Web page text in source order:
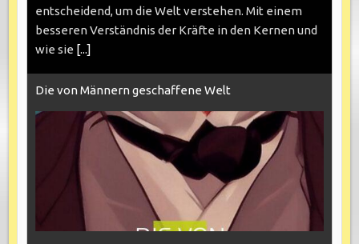
entscheidend, um die Welt verstehen. Mit einem
besseren Verständnis der Kräfte in den Kernen und
wie sie [...]
Die von Männern geschaffene Welt